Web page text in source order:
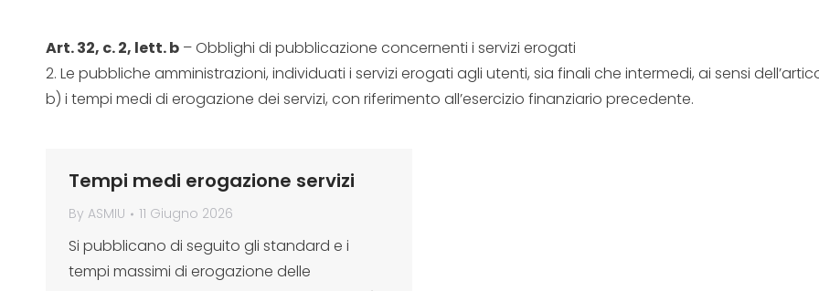
Art. 32, c. 2, lett. b – Obblighi di pubblicazione concernenti i servizi erogati
2. Le pubbliche amministrazioni, individuati i servizi erogati agli utenti, sia finali che intermedi, ai sensi
b) i tempi medi di erogazione dei servizi, con riferimento all’esercizio finanziario precedente.
Tempi medi erogazione servizi
By ASMIU 11 Giugno 2026
Si pubblicano di seguito gli standard e i
tempi massimi di erogazione delle